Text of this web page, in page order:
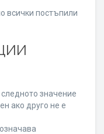
всички постъпили
значение
ако друго не е